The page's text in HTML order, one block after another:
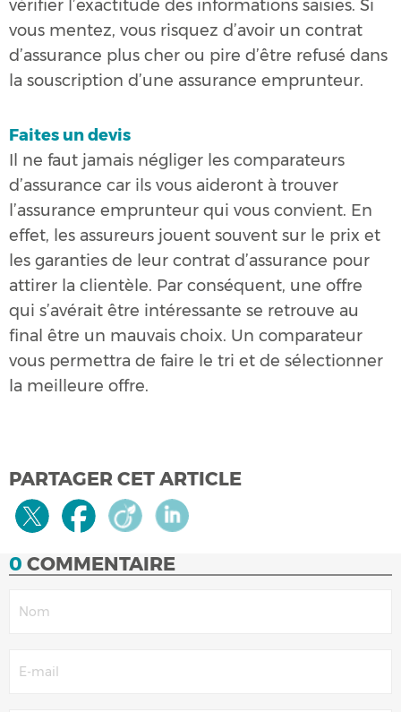
vérifier l’exactitude des informations saisies. Si
vous mentez, vous risquez d’avoir un contrat
d’assurance plus cher ou pire d’être refusé dans
la souscription d’une assurance emprunteur.
Faites un devis
Il ne faut jamais négliger les comparateurs
d’assurance car ils vous aideront à trouver
l’assurance emprunteur qui vous convient. En
effet, les assureurs jouent souvent sur le prix et
les garanties de leur contrat d’assurance pour
attirer la clientèle. Par conséquent, une offre
qui s’avérait être intéressante se retrouve au
final être un mauvais choix. Un comparateur
vous permettra de faire le tri et de sélectionner
la meilleure offre.
PARTAGER CET ARTICLE
0 COMMENTAIRE